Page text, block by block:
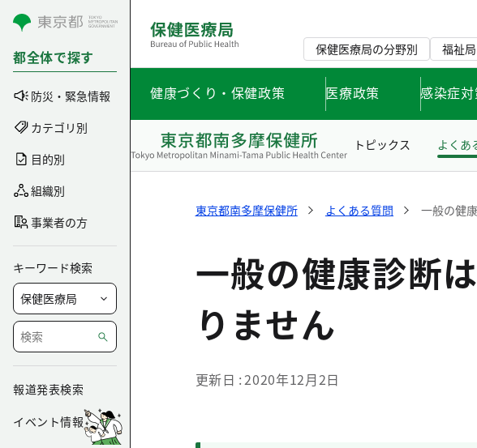
コンテンツにスキップ
都全体で探す
防災・緊急情報
カテゴリ別
目的別
組織別
事業者の方
キーワード検索
報道発表検索
イベント情報
保健医療局の分野別 福祉
健康づくり・保健政策 医療政策 感染症
トピックス よくあ
東京都南多摩保健所 よくある質問 一般の健
一般の健康診断
りません
更新日 2020年12月2日